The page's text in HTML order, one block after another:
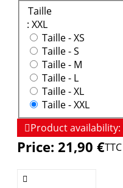
Taille
: XXL
Taille -XS
Taille -S
Taille - M
Taille - L
Taille -XL
Taille -XXL
Price: 21,90 €TTC

Product availability: